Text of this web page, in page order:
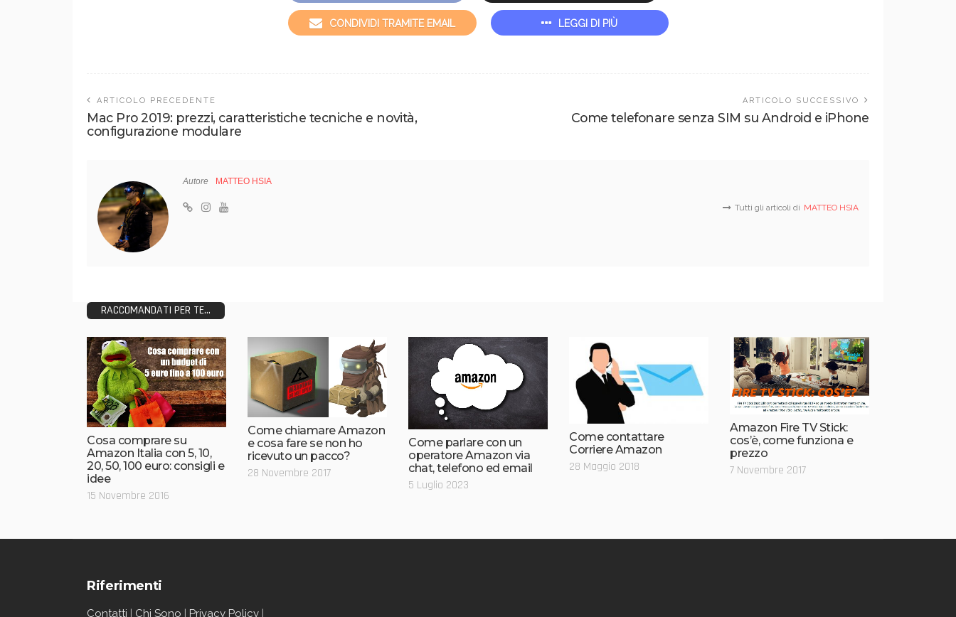
CONDIVIDI TRAMITE EMAIL LEGGI DI PIÙ
ARTICOLO PRECEDENTE
Mac Pro 2019: prezzi, caratteristiche tecniche e novità,
configurazione modulare
ARTICOLO SUCCESSIVO
Come telefonare senza SIM su Android e iPhone
Autore MATTEO HSIA
Tutti gli articoli di MATTEO HSIA
RACCOMANDATI PER TE...
Cosa comprare su
Amazon Italia con 5, 10,
20, 50, 100 euro: consigli e
idee
15 Novembre 2016
Come chiamare Amazon
e cosa fare se non ho
ricevuto un pacco?
28 Novembre 2017
Come parlare con un
operatore Amazon via
chat, telefono ed email
5 Luglio 2023
Come contattare
Corriere Amazon
28 Maggio 2018
Amazon Fire TV Stick:
cos’è, come funziona e
prezzo
7 Novembre 2017
Riferimenti
Contatti | Chi Sono | Privacy Policy |